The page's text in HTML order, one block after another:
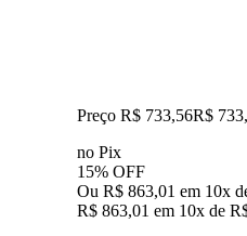
Preço R$ 733,56R$ 733,
no Pix
15% OFF
Ou R$ 863,01 em 10x
R$ 863,01 em 10x de